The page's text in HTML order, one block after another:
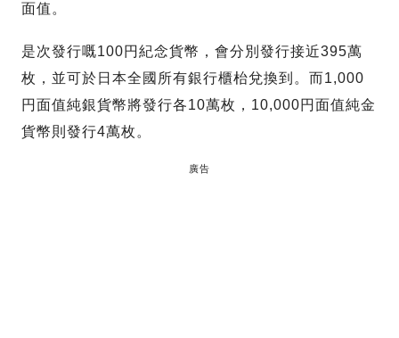
面值。
是次發行嘅100円紀念貨幣，會分別發行接近395萬
枚，並可於日本全國所有銀行櫃枱兌換到。而1,000
円面值純銀貨幣將發行各10萬枚，10,000円面值純金
貨幣則發行4萬枚。
廣告